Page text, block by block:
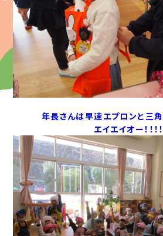
年長さんは早速エプロンと三
エイエイオー！！！！